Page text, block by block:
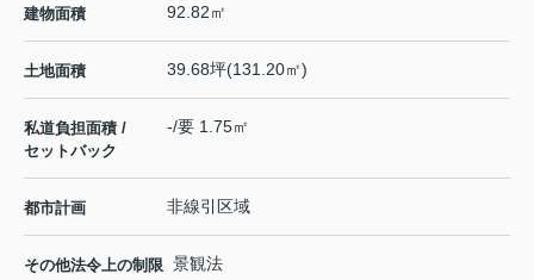
建物面積 92.82㎡
土地面積 39.68坪(131.20㎡)
私道負担面積 /
セットバック
-/要 1.75㎡
都市計画 非線引区域
その他法令上の制限 景観法